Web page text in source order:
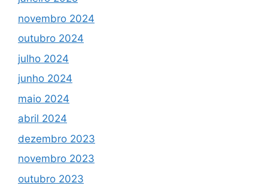
novembro 2024
outubro 2024
julho 2024
junho 2024
maio 2024
abril 2024
dezembro 2023
novembro 2023
outubro 2023